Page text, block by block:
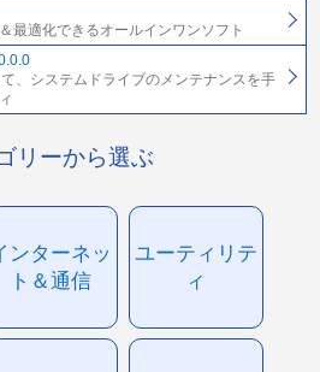
最適化できるオールインワンソフト
、システムドライブのメンテナンスを手
リーから選ぶ
ンターネッ
ト＆通信
ユーティリテ
ィ